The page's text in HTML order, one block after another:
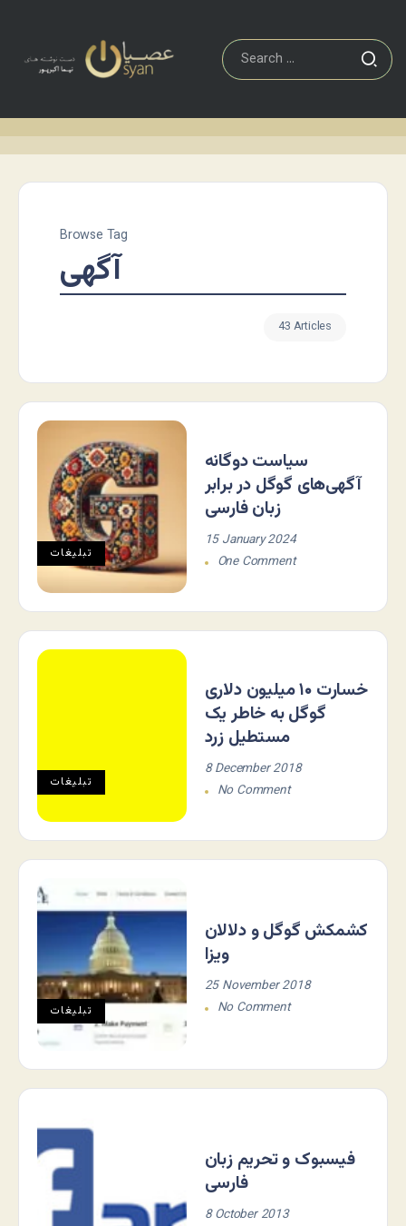
Browse Tag
آگهی
43 Articles
تبلیغات
سیاست دوگانه
آگهی‌های گوگل در برابر
زبان فارسی
15 January 2024
One Comment
تبلیغات
خسارت ۱۰ میلیون دلاری
گوگل به خاطر یک
مستطیل زرد
8 December 2018
No Comment
تبلیغات
کشمکش گوگل و دلالان
ویزا
25 November 2018
No Comment
فیسبوک و تحریم زبان
فارسی
8 October 2013